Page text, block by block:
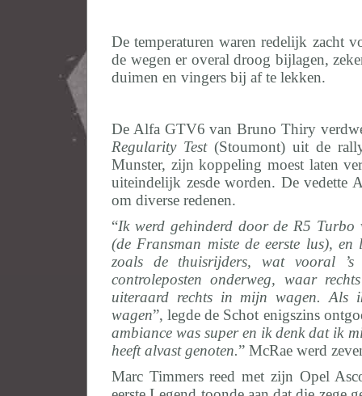
De temperaturen waren redelijk zacht
de wegen er overal droog bijlagen,
duimen en vingers bij af te lekken.
De Alfa GTV6 van Bruno Thiry
Regularity Test(Stoumont) uit de
Munster, zijn koppeling moest laten
uiteindelijk zesde worden. De vedette
om diverse redenen.
“Ik werd gehinderd door de R5 Turbo
(de Fransman miste de eerste lus),
zoals de thuisrijders, wat vooral
controleposten onderweg, waar
uiteraard rechts in mijn wagen. Als
wagen”, legde de Schot enigszins
ambiance was super en ik denk dat ik
heeft alvast genoten.” McRae werd
Marc Timmers reed met zijn Opel